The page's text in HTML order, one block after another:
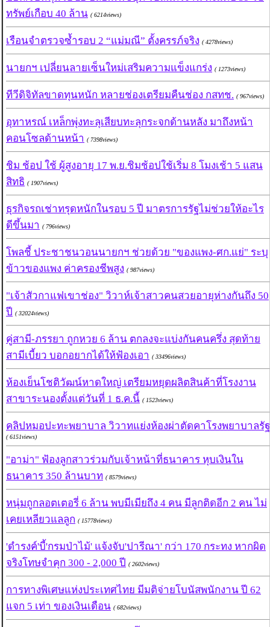
ทรัพย์เกือบ 40 ล้าน ( 6214views)
เรือนจำตรวจซ้ำรอบ 2 “แม่มณี” ตั้งครรภ์จริง ( 4278views)
นายกฯ เปลี่ยนลายเซ็นใหม่เสริมความแข็งแกร่ง ( 1273views)
ทีวีดิจิทัลขาดทุนหนัก หลายช่องเตรียมคืนช่อง กสทช. ( 967views)
อุทาหรณ์ เหล็กพุ่งทะลุเสียบทะลุกระจกด้านหลัง มาถึงหน้า
คอนโซลด้านหน้า ( 7398views)
ชิม ช้อป ใช้ ผู้สูงอายุ 17 พ.ย.ชิมช้อปใช้เริ่ม 8 โมงเช้า 5 แสน
สิทธิ ( 1907views)
ธุรกิจรถเช่าทรุดหนักในรอบ 5 ปี มาตรการรัฐไม่ช่วยให้อะไร
ดีขึ้นมา ( 796views)
โพลชี้ ประชาชนวอนนายกฯ ช่วยด้วย "ของแพง-ศก.แย่" ระบุ
ข้าวของแพง ค่าครองชีพสูง ( 987views)
"เจ้าสัวกาแฟเขาช่อง" วิวาห์เจ้าสาวคนสวยอายุห่างกันถึง 50
ปี ( 32024views)
คู่สามี-ภรรยา ถูกหวย 6 ล้าน ตกลงจะแบ่งกันคนครึ่ง สุดท้าย
สามีเบี้ยว บอกอยากได้ให้ฟ้องเอา ( 33496views)
ห้องเย็นโชติวัฒน์หาดใหญ่ เตรียมหยุดผลิตสินค้าที่โรงงาน
สาขาระนองตั้งแต่วันที่ 1 ธ.ค.นี้ ( 1523views)
คลิปหมอปะทะพยาบาล วิวาทแย่งห้องผ่าตัดคาโรงพยาบาลรัฐ
( 6151views)
"อาม่า" ฟ้องลูกสาวร่วมกับเจ้าหน้าที่ธนาคาร หุบเงินใน
ธนาคาร 350 ล้านบาท ( 8579views)
หนุ่มถูกลอตเตอรี่ 6 ล้าน พบมีเมียถึง 4 คน มีลูกติดอีก 2 คน ไม่
เคยเหลียวแลลูก ( 15778views)
'ดำรงค์'บี้'กรมป่าไม้' แจ้งจับ'ปารีณา' กว่า 170 กระทง หากผิด
จริงโทษจำคุก 300 - 2,000 ปี ( 2602views)
การทางพิเศษแห่งประเทศไทย มีมติจ่ายโบนัสพนักงาน ปี 62
แจก 5 เท่า ของเงินเดือน ( 682views)